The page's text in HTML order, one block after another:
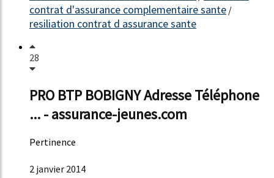
contrat d'assurance complementaire sante /
resiliation contrat d assurance sante
28
PRO BTP BOBIGNY Adresse Téléphone
... - assurance-jeunes.com
Pertinence
2 janvier 2014